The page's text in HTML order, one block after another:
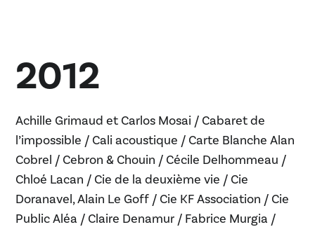
2012
Achille Grimaud et Carlos Mosai / Cabaret de
l’impossible / Cali acoustique / Carte Blanche Alan
Cobrel / Cebron & Chouin / Cécile Delhommeau /
Chloé Lacan / Cie de la deuxième vie / Cie
Doranavel, Alain Le Goff / Cie KF Association / Cie
Public Aléa / Claire Denamur / Fabrice Murgia /